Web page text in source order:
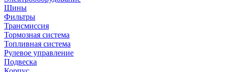
Шины
Фильтры
Трансмиссия
Тормозная система
Топливная система
Рулевое управление
Подвеска